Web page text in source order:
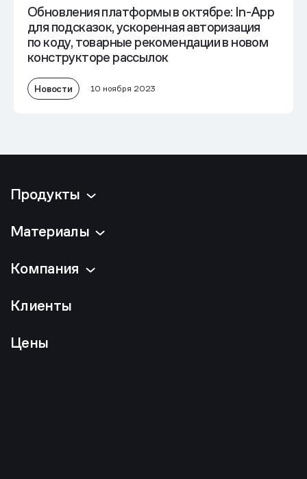
Обновления платформы в октябре: In-App
для подсказок, ускоренная авторизация
по коду, товарные рекомендации в новом
конструкторе рассылок
Новости 10 ноября 2023
Продукты
Материалы
Компания
Клиенты
Цены